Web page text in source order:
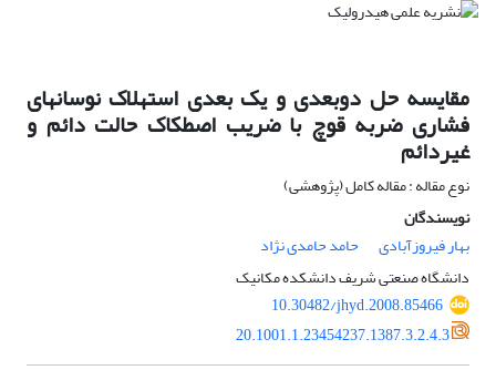
مقایسه حل دوبعدی و یک بعدی استهلاک نوسانهای
فشاری ضربه قوچ با ضریب اصطکاک حالت دائم و
غیردائم
نوع مقاله : مقاله کامل (پژوهشی)
نویسندگان
بهار فیروزآبادی
حامد حامدی نژاد
دانشگاه صنعتی شریف دانشکده مکانیک
10.30482/jhyd.2008.85466
20.1001.1.23454237.1387.3.2.4.3